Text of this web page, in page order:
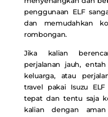
penggunaan ELF
dan memudahkan
rombongan.
Jika kalian
perjalanan jauh,
keluarga, atau
travel pakai Isuzu
tepat dan tentu saja
kalian dengan